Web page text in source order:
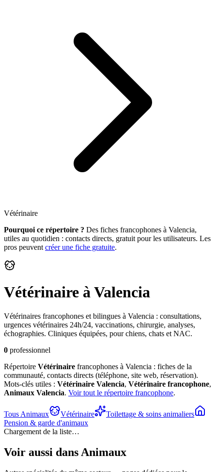
Vétérinaire
Pourquoi ce répertoire ? Des fiches francophones à Valencia,
utiles au quotidien : contacts directs, gratuit pour les utilisateurs. Les
pros peuvent créer une fiche gratuite.
Vétérinaire à Valencia
Vétérinaires francophones et bilingues à Valencia : consultations,
urgences vétérinaires 24h/24, vaccinations, chirurgie, analyses,
échographies. Cliniques équipées, pour chiens, chats et NAC.
0 professionnel
Répertoire Vétérinaire francophones à Valencia : fiches de la
communauté, contacts directs (téléphone, site web, réservation).
Mots-clés utiles : Vétérinaire Valencia, Vétérinaire francophone,
Animaux Valencia. Voir tout le répertoire francophone.
Tous Animaux Vétérinaire
Toilettage & soins animaliers
Pension & garde d'animaux
Chargement de la liste…
Voir aussi dans Animaux